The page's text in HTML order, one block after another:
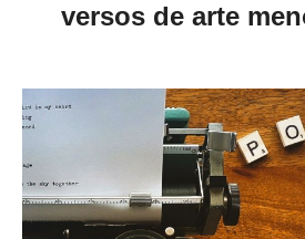
versos de arte